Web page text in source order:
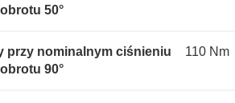
50°
przy nominalnym ciśnieniu
90°
110 Nm